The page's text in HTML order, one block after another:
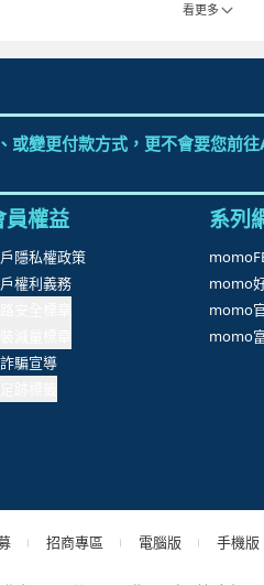
看更多
變更付款方式，更不會要您
員權益
隱私權政策
權利義務
騙宣導
系列
momo
momo
momo
招商專區 電腦版 手機版